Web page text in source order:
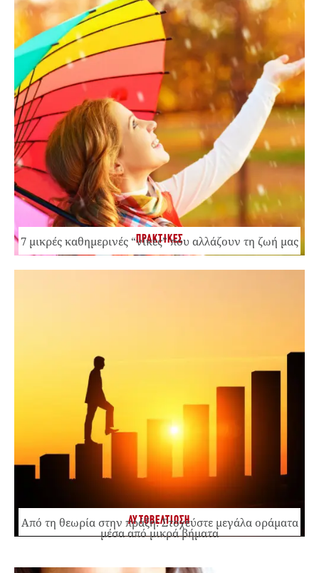
ΠΡΑΚΤΙΚΕΣ
7 μικρές καθημερινές “νίκες” που αλλάζουν τη ζωή μας
ΑΥΤΟΒΕΛΤΙΩΣΗ
Από τη θεωρία στην πράξη: Στοχεύστε μεγάλα οράματα
μέσα από μικρά βήματα